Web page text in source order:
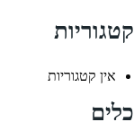
קטגוריות
אין קטגוריות
כלים